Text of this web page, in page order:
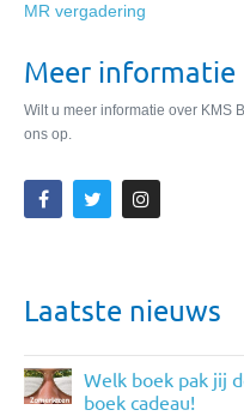
MR vergadering
Meer informatie
Wilt u meer informatie over KMS
ons op.
Laatste nieuws
Welk boek pak jij
boek cadeau!